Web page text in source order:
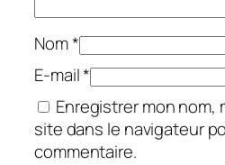
Nom*
E-mail*
Enregistrer mon nom,
site dans le navigateur
commentaire.